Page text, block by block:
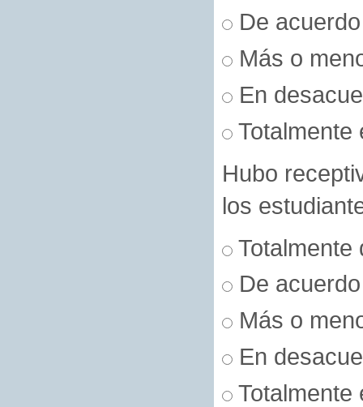
De acuerdo
Más o
En
Totalmente
Hubo
los
Totalmente
De acuerdo
Más o
En
Totalmente